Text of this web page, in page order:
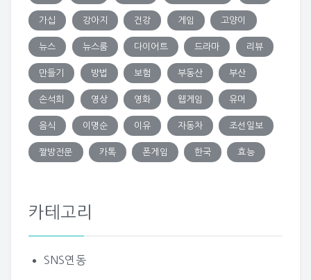
가십 강아지 건강 게임 고양이
뉴스 뉴스룸 다이어트 드라마 리뷰
만들기 방법 보험 부동산 부산
손석희 영상 영화 웹게임 유머
음식 이명순 이유 자동차 조선일보
짤방전문 카톡 폰게임 한국 효능
카테고리
SNS연동